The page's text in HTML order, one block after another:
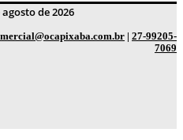
de 2026
| 27-99205-
7069